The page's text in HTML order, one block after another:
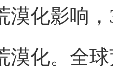
漠化影响
漠化。全